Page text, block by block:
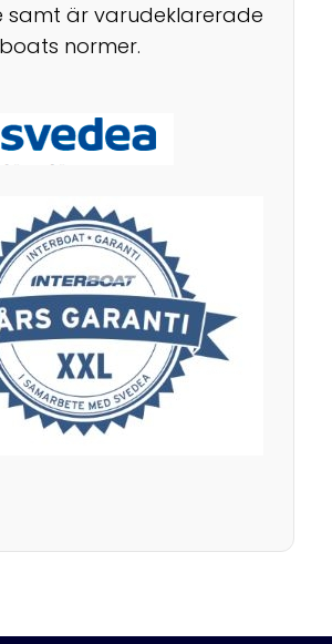
samt är varudeklarerade
normer.